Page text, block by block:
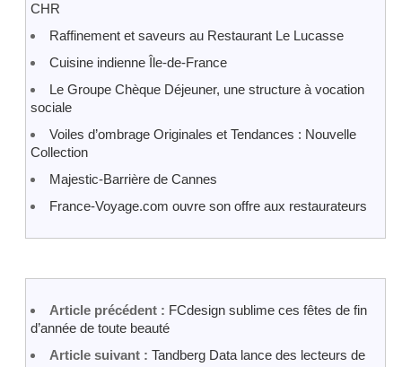
CHR
Raffinement et saveurs au Restaurant Le Lucasse
Cuisine indienne Île-de-France
Le Groupe Chèque Déjeuner, une structure à vocation
sociale
Voiles d’ombrage Originales et Tendances : Nouvelle
Collection
Majestic-Barrière de Cannes
France-Voyage.com ouvre son offre aux restaurateurs
Article précédent : FCdesign sublime ces fêtes de fin
d’année de toute beauté
Article suivant : Tandberg Data lance des lecteurs de